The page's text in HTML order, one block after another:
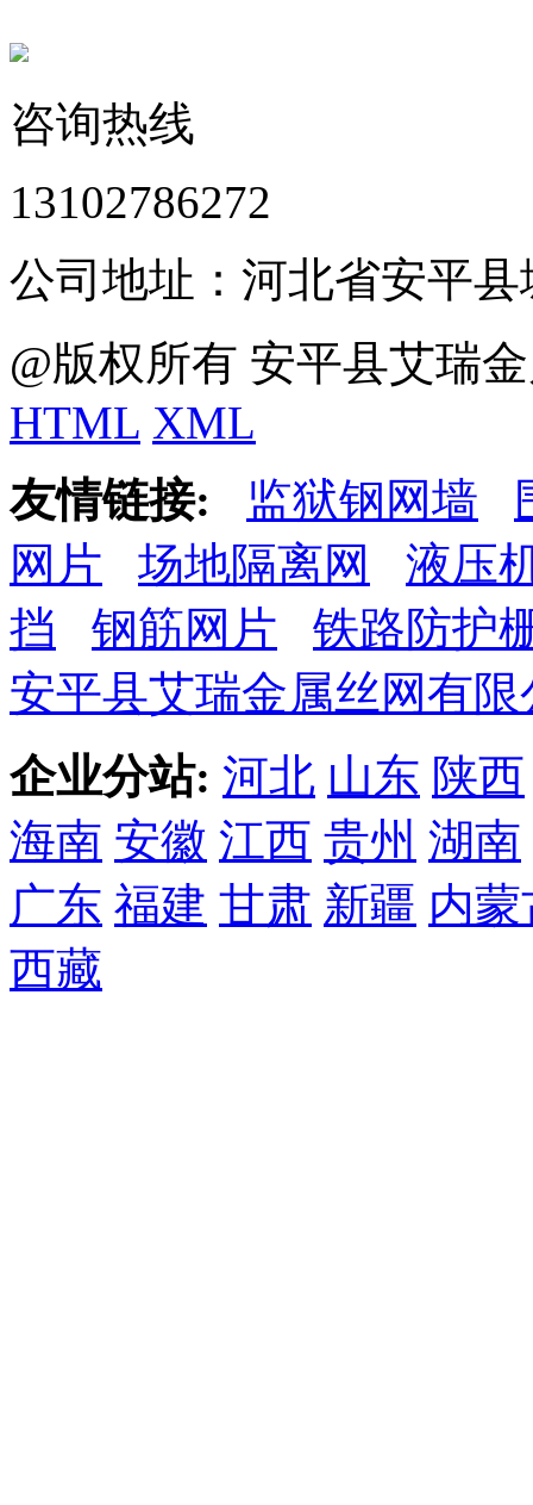
咨询热线
13102786272
公司地址：河北省安平
@版权所有 安平县艾瑞
HTML XML
友情链接:
监狱钢网墙
网片
场地隔离网
液压
挡
钢筋网片
铁路防护
安平县艾瑞金属丝网有限
企业分站: 河北 山东 陕西
海南 安徽 江西 贵州 湖南
广东 福建 甘肃 新疆 内蒙
西藏